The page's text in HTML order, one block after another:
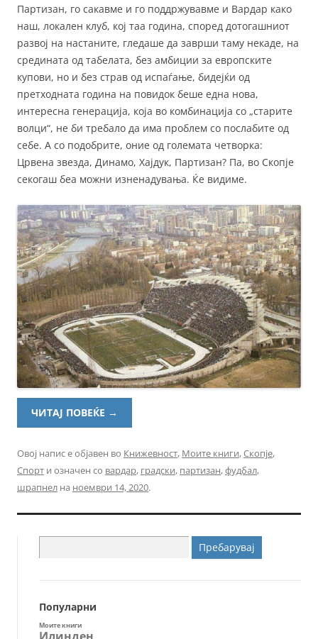
Партизан, го сакавме и го поддржувавме и Вардар како
наш, локален клуб, кој таа година, според дотогашниот
развој на настаните, гледаше да заврши таму некаде, на
средината од табелата, без амбиции за европските
купови, но и без страв од испаѓање, бидејќи од
претходната година на повидок беше една нова,
интересна генерација, која во комбинација со „старите
волци“, не би требало да има проблем со послабите од
себе. А со подобрите, оние од големата четворка:
Црвена звезда, Динамо, Хајдук, Партизан? Па, во Скопје
секогаш беа можни изненадувања. Ќе видиме.
ЧИТАЈ ПОВЕЌЕ →
Овој напис е објавен во Книжевност, Моите книги,Скопје,
Спорт и означен со вардар, градски, партизан,фудбал,
шрапнел на ноември 14, 2020.
за:
Популарни